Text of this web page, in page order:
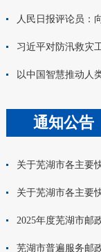
通知公告
2025年度芜湖市邮